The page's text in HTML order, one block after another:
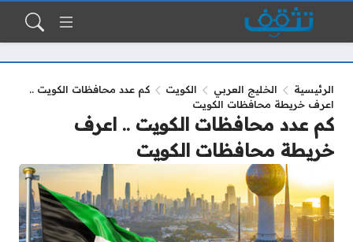
الرئيسية الخليج العربي الكويت
كم عدد محافظات الكويت ..
اعرف خريطة محافظات الكويت
كم عدد محافظات الكويت .. اعرف
خريطة محافظات الكويت